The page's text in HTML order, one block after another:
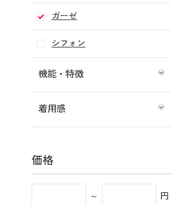
ガーゼ
シフォン
機能・特徴
着用感
価格
～ 円